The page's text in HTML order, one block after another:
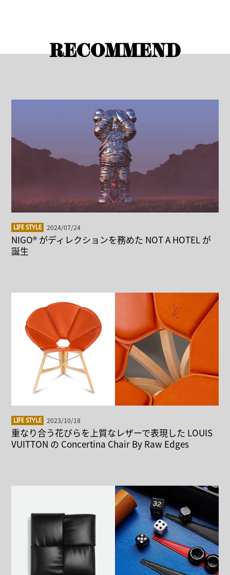
RECOMMEND
LIFE STYLE 2024/07/24
NIGO® がディレクションを務めた NOT A HOTEL が
誕生
LIFE STYLE 2023/10/18
重なり合う花びらを上質なレザーで表現した LOUIS
VUITTON の Concertina Chair By Raw Edges